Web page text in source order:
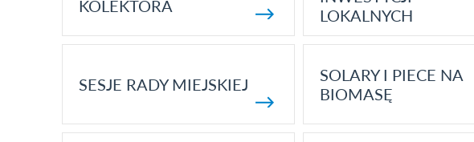
KOLEKTORA
LOKALNYCH
SESJE RADY MIEJSKIEJ
SOLARY I PIECE NA
BIOMASĘ